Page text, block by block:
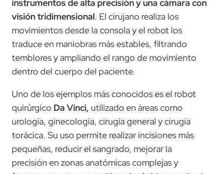
instrumentos de alta precisión y una cámara con
visión tridimensional. El cirujano realiza los
movimientos desde la consola y el robot los
traduce en maniobras más estables, filtrando
temblores y ampliando el rango de movimiento
dentro del cuerpo del paciente.
Uno de los ejemplos más conocidos es el robot
quirúrgico Da Vinci, utilizado en áreas como
urología, ginecología, cirugía general y cirugía
torácica. Su uso permite realizar incisiones más
pequeñas, reducir el sangrado, mejorar la
precisión en zonas anatómicas complejas y